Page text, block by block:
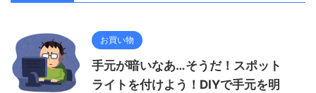
お買い物
手元が暗いなあ…そうだ！スポット
ライトを付けよう！DIYで手元を明